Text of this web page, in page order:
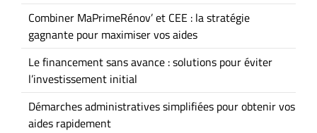
Combiner MaPrimeRénov’ et CEE : la stratégie
gagnante pour maximiser vos aides
Le financement sans avance : solutions pour éviter
l’investissement initial
Démarches administratives simplifiées pour obtenir vos
aides rapidement